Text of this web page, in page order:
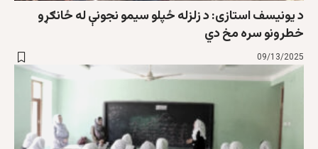
د یونیسف استازی: د زلزله ځپلو سیمو نجونې له ځانګړو
خطرونو سره مخ دي
09/13/2025